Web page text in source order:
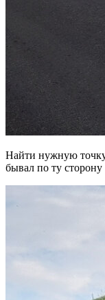
Найти нужную точку
бывал по ту